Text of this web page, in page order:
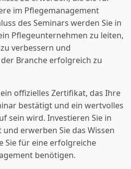
im Pflegemanagement
des Seminars werden Sie in
Pflegeunternehmen zu leiten,
verbessern und
Branche erfolgreich zu
offizielles Zertifikat, das Ihre
bestätigt und ein wertvolles
sein wird. Investieren Sie in
erwerben Sie das Wissen
Sie für eine erfolgreiche
benötigen.